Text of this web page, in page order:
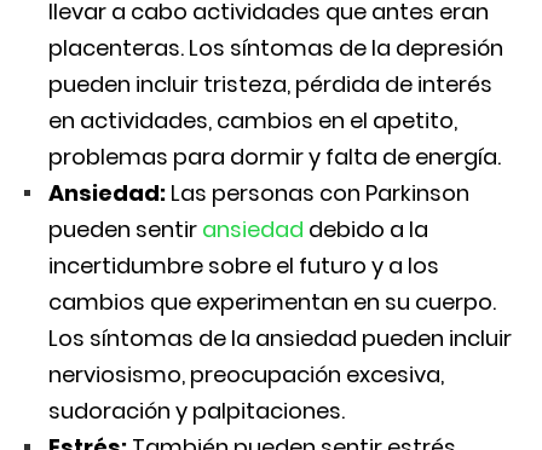
llevar a cabo actividades que antes eran
placenteras. Los síntomas de la depresión
pueden incluir tristeza, pérdida de interés
en actividades, cambios en el apetito,
problemas para dormir y falta de energía.
Ansiedad: Las personas con Parkinson
pueden sentir ansiedad debido a la
incertidumbre sobre el futuro y a los
cambios que experimentan en su cuerpo.
Los síntomas de la ansiedad pueden incluir
nerviosismo, preocupación excesiva,
sudoración y palpitaciones.